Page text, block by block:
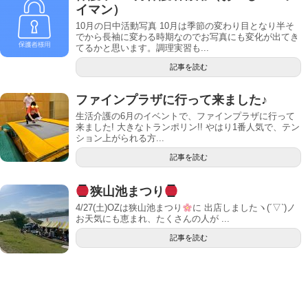
イマン）
10月の日中活動写真 10月は季節の変わり目となり半そ
でから長袖に変わる時期なのでお写真にも変化が出てき
てるかと思います。調理実習も...
記事を読む
ファインプラザに行って来ました♪
生活介護の6月のイベントで、ファインプラザに行って
来ました! 大きなトランポリン!! やはり1番人気で、テン
ション上がられる方...
記事を読む
狭山池まつり
4/27(土)OZは狭山池まつり
に 出店しましたヽ(´▽`)ノ
お天気にも恵まれ、たくさんの人が ...
記事を読む